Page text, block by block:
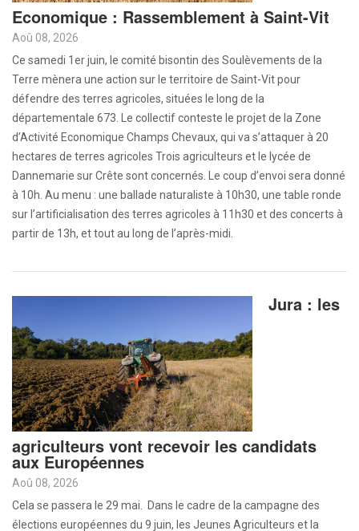
Economique : Rassemblement à Saint-Vit
Aoû 08, 2026
Ce samedi 1er juin, le comité bisontin des Soulèvements de la
Terre mènera une action sur le territoire de Saint-Vit pour
défendre des terres agricoles, situées le long de la
départementale 673. Le collectif conteste le projet de la Zone
d’Activité Economique Champs Chevaux, qui va s’attaquer à 20
hectares de terres agricoles Trois agriculteurs et le lycée de
Dannemarie sur Crête sont concernés. Le coup d’envoi sera donné
à 10h. Au menu : une ballade naturaliste à 10h30, une table ronde
sur l’artificialisation des terres agricoles à 11h30 et des concerts à
partir de 13h, et tout au long de l’après-midi.
Jura : les
agriculteurs vont recevoir les candidats
aux Européennes
Aoû 08, 2026
Cela se passera le 29 mai. Dans le cadre de la campagne des
élections européennes du 9 juin, les Jeunes Agriculteurs et la